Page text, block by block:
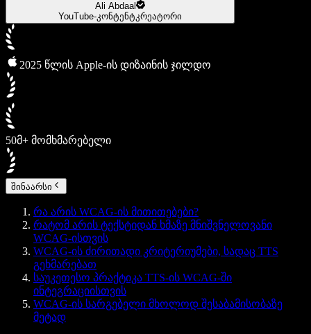
Ali Abdaal
YouTube-კონტენტკრეატორი
2025 წლის Apple-ის დიზაინის ჯილდო
50მ+ მომხმარებელი
შინაარსი
რა არის WCAG-ის მითითებები?
რატომ არის ტექსტიდან ხმაზე მნიშვნელოვანი
WCAG-ისთვის
WCAG-ის ძირითადი კრიტერიუმები, სადაც TTS
გეხმარებათ
საუკეთესო პრაქტიკა TTS-ის WCAG-ში
ინტეგრაციისთვის
WCAG-ის სარგებელი მხოლოდ შესაბამისობაზე
მეტად